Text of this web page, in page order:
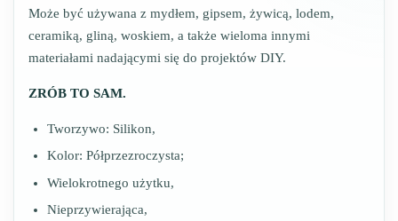
Może być używana z mydłem, gipsem, żywicą, lodem,
ceramiką, gliną, woskiem, a także wieloma innymi
materiałami nadającymi się do projektów DIY.
ZRÓB TO SAM.
Tworzywo: Silikon,
Kolor: Półprzezroczysta;
Wielokrotnego użytku,
Nieprzywierająca,